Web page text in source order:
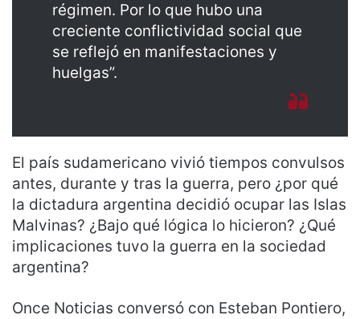
régimen. Por lo que hubo una
creciente conflictividad social que
se reflejó en manifestaciones y
huelgas”.
El país sudamericano vivió tiempos convulsos
antes, durante y tras la guerra, pero ¿por qué
la dictadura argentina decidió ocupar las Islas
Malvinas? ¿Bajo qué lógica lo hicieron? ¿Qué
implicaciones tuvo la guerra en la sociedad
argentina?
Once Noticias conversó con Esteban Pontiero,